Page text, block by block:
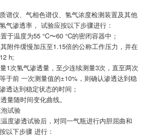
谱仪、气相色谱仪、氢气浓度检测装置及其他
气渗透率， 试验应按以下步骤进行：
于温度为55 °C〜60 °C的密闭容器中；
附件缓慢加压至1.15倍的公称工作压力，并在
h;
1次氢气渗透量，至少连续测量3次，直至两次
于前 一次测量值的±10%，则确认渗透达到稳
透达到稳定状态的时间；
量随时间变化曲线。
试验
度渗透试验后，对同一气瓶进行内胆屈曲和
以下步骤 进行：